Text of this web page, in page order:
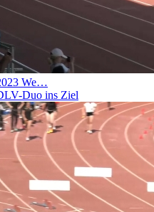
We…
Duo ins Ziel